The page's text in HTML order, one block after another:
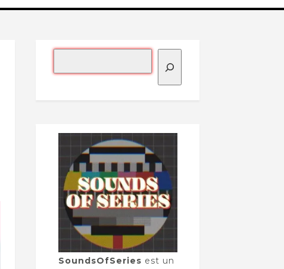
SoundsOfSeries est un